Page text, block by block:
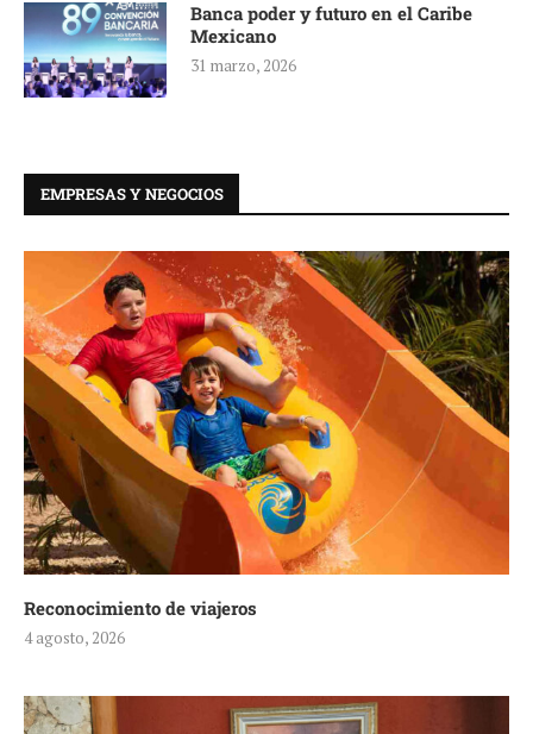
Banca poder y futuro en el Caribe
Mexicano
31 marzo, 2026
EMPRESAS Y NEGOCIOS
Reconocimiento de viajeros
4 agosto, 2026